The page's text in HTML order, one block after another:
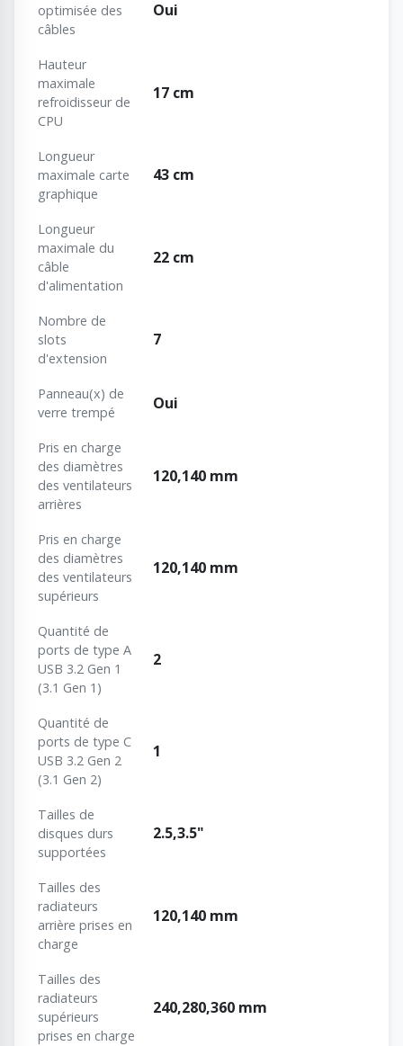
optimisée des
câbles
Oui
Hauteur
maximale
refroidisseur de
CPU
17 cm
Longueur
maximale carte
graphique
43 cm
Longueur
maximale du
câble
d'alimentation
22 cm
Nombre de
slots
d'extension
7
Panneau(x) de
verre trempé
Oui
Pris en charge
des diamètres
des ventilateurs
arrières
120,140 mm
Pris en charge
des diamètres
des ventilateurs
supérieurs
120,140 mm
Quantité de
ports de type A
USB 3.2 Gen 1
(3.1 Gen 1)
2
Quantité de
ports de type C
USB 3.2 Gen 2
(3.1 Gen 2)
1
Tailles de
disques durs
supportées
2.5,3.5"
Tailles des
radiateurs
arrière prises en
charge
120,140 mm
Tailles des
radiateurs
supérieurs
prises en charge
240,280,360 mm